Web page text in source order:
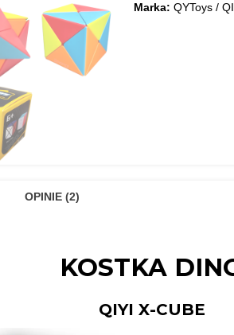
Marka:QYToys /
OPINIE (2)
KOSTKA
QIYI X-CUBE